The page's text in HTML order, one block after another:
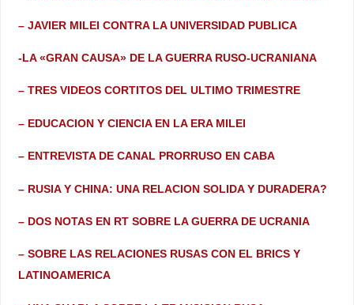
– JAVIER MILEI CONTRA LA UNIVERSIDAD PUBLICA
-LA «GRAN CAUSA» DE LA GUERRA RUSO-UCRANIANA
– TRES VIDEOS CORTITOS DEL ULTIMO TRIMESTRE
– EDUCACION Y CIENCIA EN LA ERA MILEI
– ENTREVISTA DE CANAL PRORRUSO EN CABA
– RUSIA Y CHINA: UNA RELACION SOLIDA Y DURADERA?
– DOS NOTAS EN RT SOBRE LA GUERRA DE UCRANIA
– SOBRE LAS RELACIONES RUSAS CON EL BRICS Y
LATINOAMERICA